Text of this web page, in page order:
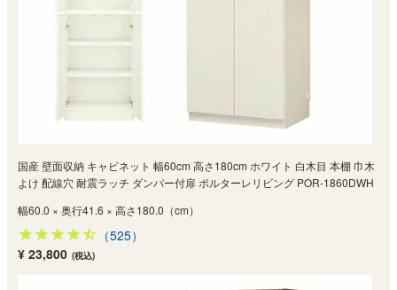
国産 壁面収納 キャビネット 幅60cm 高さ180cm ホワイト 白木目 本棚 巾木
よけ 配線穴 耐震ラッチ ダンパー付扉 ポルターレリビング POR-1860DWH
幅60.0 × 奥行41.6 × 高さ180.0（cm）
（525）
¥ 23,800 (税込)